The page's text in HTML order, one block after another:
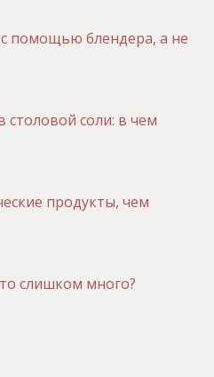
помощью блендера, а не
столовой соли: в чем
продукты, чем
слишком много?